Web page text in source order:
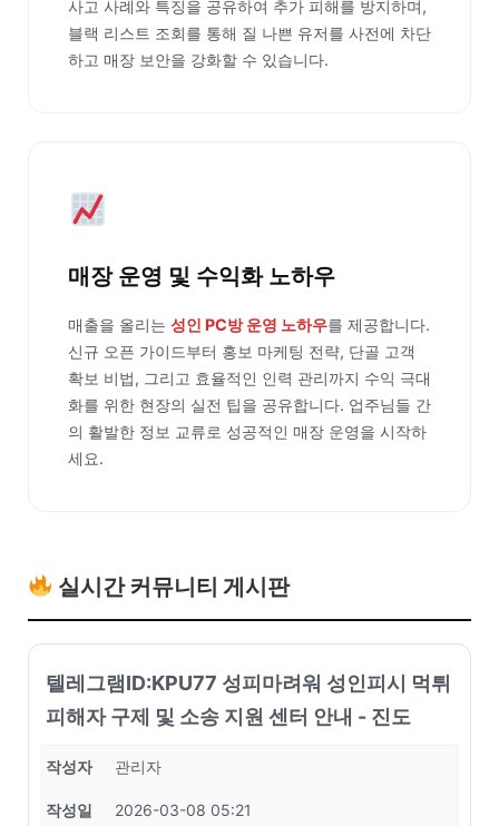
사고 사례와 특징을 공유하여 추가 피해를 방지하며,
블랙 리스트 조회를 통해 질 나쁜 유저를 사전에 차단
하고 매장 보안을 강화할 수 있습니다.
매장 운영 및 수익화 노하우
매출을 올리는 성인 PC방 운영 노하우를 제공합니다.
신규 오픈 가이드부터 홍보 마케팅 전략, 단골 고객
확보 비법, 그리고 효율적인 인력 관리까지 수익 극대
화를 위한 현장의 실전 팁을 공유합니다. 업주님들 간
의 활발한 정보 교류로 성공적인 매장 운영을 시작하
세요.
실시간 커뮤니티 게시판
텔레그램ID:KPU77 성피마려워 성인피시 먹튀
피해자 구제 및 소송 지원 센터 안내 - 진도
작성자 관리자
작성일 2026-03-08 05:21